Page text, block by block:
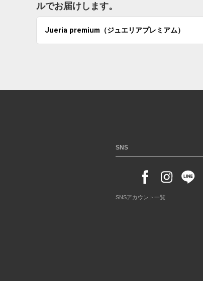
ルでお届けします。
Jueria premium（ジュエリアプレミアム）
SNS
SNSアカウント一覧